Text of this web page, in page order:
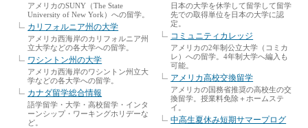
アメリカのSUNY（The State
University of New York）への留学。
カリフォルニア州の大学
アメリカ西海岸のカリフォルニア州
立大学などの各大学への留学。
ワシントン州の大学
アメリカ西海岸のワシントン州立大
学などの各大学への留学。
カナダ留学総合情報
語学留学・大学・高校留学・インタ
ーンシップ・ワーキングホリデーな
ど。
日本の大学を休学して留学して留学
先での取得単位を日本の大学に認
定。
コミュニティカレッジ
アメリカの2年制公立大学（コミカ
レ）への留学。4年制大学へ編入も
可能。
アメリカ高校交換留学
アメリカの国務省推奨の高校生の交
換留学。授業料免除＋ホームステ
イ。
中高生夏休み短期サマープログ